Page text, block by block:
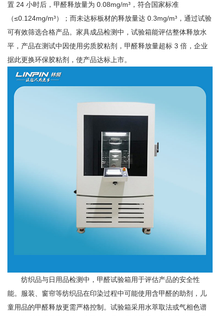
置 24 小时后，甲醛释放量为 0.08mg/m³，符合国家标准
（≤0.124mg/m³）；而未达标板材的释放量达 0.3mg/m³，通过试验
可有效筛选合格产品。家具成品检测中，试验箱能评估整体释放水
平，产品在测试中因使用劣质胶粘剂，甲醛释放量超标 3 倍，企业
据此更换环保胶粘剂，使产品达标上市。
纺织品与日用品检测中，甲醛试验箱用于评估产品的安全性
能。服装、窗帘等纺织品在印染过程中可能使用含甲醛的助剂，儿
童用品的甲醛释放更需严格控制。试验箱采用水萃取法或气相色谱